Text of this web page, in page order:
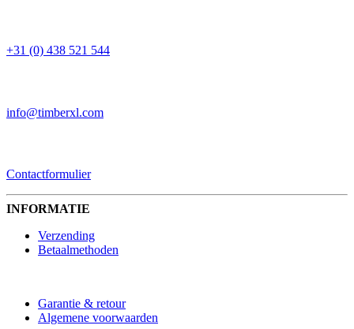
+31 (0) 438 521 544
info@timberxl.com
Contactformulier
INFORMATIE
Verzending
Betaalmethoden
Garantie & retour
Algemene voorwaarden